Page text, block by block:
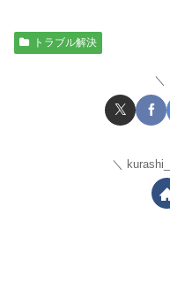
トラブル解決